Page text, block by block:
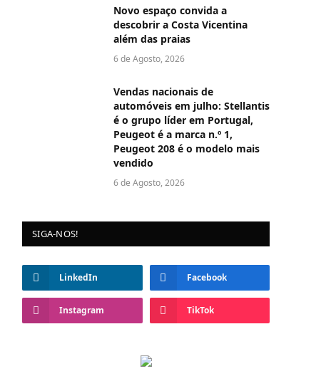
Novo espaço convida a
descobrir a Costa Vicentina
além das praias
6 de Agosto, 2026
Vendas nacionais de
automóveis em julho: Stellantis
é o grupo líder em Portugal,
Peugeot é a marca n.º 1,
Peugeot 208 é o modelo mais
vendido
6 de Agosto, 2026
SIGA-NOS!
LinkedIn Facebook
Instagram TikTok